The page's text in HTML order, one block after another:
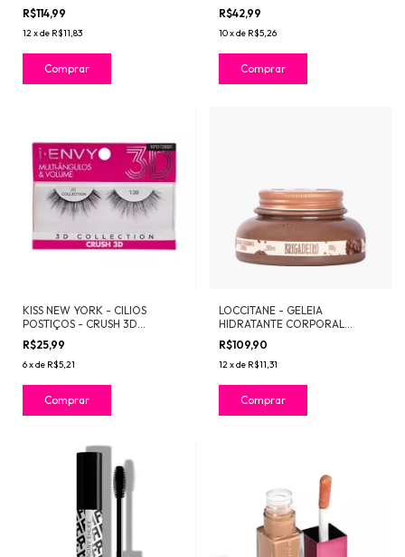
R$114,99
12xde R$11,83
Comprar
R$42,99
10xde R$5,26
Comprar
KISS NEW YORK - CILIOS
POSTIÇOS - CRUSH 3D
COLLECTION | 138
R$25,99
6xde R$5,21
LOCCITANE - GELEIA
HIDRATANTE CORPORAL
BRIGADEIRO 200ml
R$109,90
12xde R$11,31